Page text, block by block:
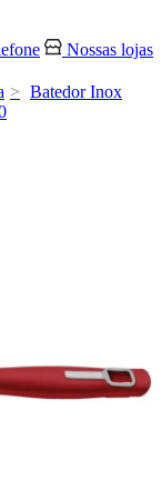
Nossas lojas
Batedor Inox